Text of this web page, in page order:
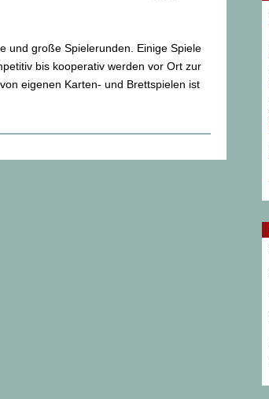
und große Spielerunden. Einige Spiele
bis kooperativ werden vor Ort zur
eigenen Karten- und Brettspielen ist